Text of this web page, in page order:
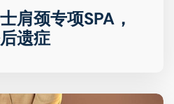
肩颈专项SPA，
遗症